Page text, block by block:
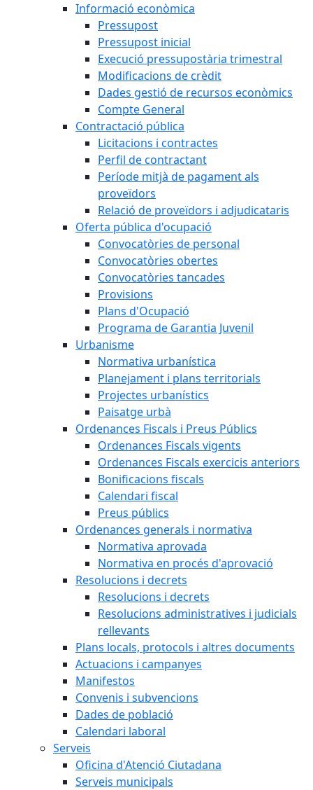
Informació econòmica
Pressupost
Pressupost inicial
Execució pressupostària trimestral
Modificacions de crèdit
Dades gestió de recursos econòmics
Compte General
Contractació pública
Licitacions i contractes
Perfil de contractant
Període mitjà de pagament als
proveïdors
Relació de proveïdors i adjudicataris
Oferta pública d'ocupació
Convocatòries de personal
Convocatòries obertes
Convocatòries tancades
Provisions
Plans d'Ocupació
Programa de Garantia Juvenil
Urbanisme
Normativa urbanística
Planejament i plans territorials
Projectes urbanístics
Paisatge urbà
Ordenances Fiscals i Preus Públics
Ordenances Fiscals vigents
Ordenances Fiscals exercicis anteriors
Bonificacions fiscals
Calendari fiscal
Preus públics
Ordenances generals i normativa
Normativa aprovada
Normativa en procés d'aprovació
Resolucions i decrets
Resolucions i decrets
Resolucions administratives i judicials
rellevants
Plans locals, protocols i altres documents
Actuacions i campanyes
Manifestos
Convenis i subvencions
Dades de població
Calendari laboral
Serveis
Oficina d'Atenció Ciutadana
Serveis municipals